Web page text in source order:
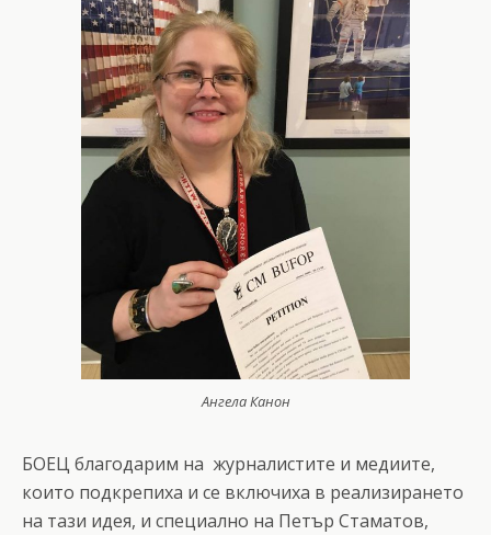
Ангела Канон
БОЕЦ благодарим на журналистите и медиите,
които подкрепиха и се включиха в реализирането
на тази идея, и специално на Петър Стаматов,